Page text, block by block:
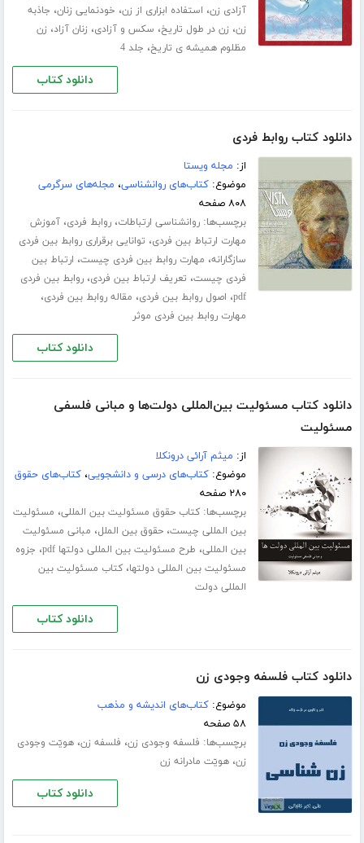
آزادی زن، استفاده ابزاری از زن، خودنمایی زنان، جاذبه
زن، زن در طول تاریخ، سکس و آزادی، زنان آزاد، زن
مظلوم همیشه ی تاریخ، جلد 4
دانلود کتاب
دانلود کتاب روابط فردی
از: مجله ویستا
موضوع:کتاب‌های روانشناسی، مجله‌های سرگرمی
۸۰۸ صفحه
برچسب‌ها:روانشناسی ارتباطات،روابط فردی،آموزش
مهارت ارتباط بین فردی، توانایی برقراری روابط بین فردی
سازگارانه، مهارت روابط بین فردی چیست، ارتباط بین
فردی چیست، تعریف ارتباط بین فردی،روابط بین فردی
pdf، اصول روابط بین فردی، مقاله روابط بین فردی،
مهارت روابط بین فردی موثر
دانلود کتاب
دانلود کتاب مسئولیت بین‌المللی دولت‌ها و مبانی فلسفی
مسئولیت
از: میثم آرائی درونکلا
موضوع:کتاب‌های درسی و دانشجویی،کتاب‌های حقوق
۲۸۰ صفحه
برچسب‌ها:کتاب حقوق مسئولیت بین المللی، مسئولیت
بین المللی چیست،حقوق بین الملل، مبانی مسئولیت
بین المللی، طرح مسئولیت بین المللی دولتها pdf ، جزوه
مسئولیت بین المللی دولتها،کتاب مسئولیت بین
المللی دولت
دانلود کتاب
دانلود کتاب فلسفه وجودی زن
موضوع:کتاب‌های اندیشه و مذهب
۵۸ صفحه
برچسب‌ها: فلسفه وجودی زن، فلسفه زن،ھویّت وجودی
زن،ھویّت مادرانه زن
دانلود کتاب